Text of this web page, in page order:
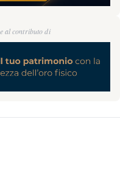
al contributo di